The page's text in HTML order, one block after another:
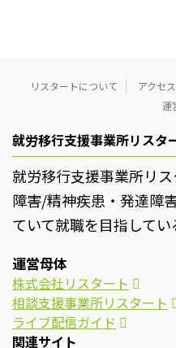
リスタートについて アクセス
運
就労移行支援事業所リスタ
就労移行支援事業所リ
障害/精神疾患・発達障
ていて就職を目指してい
運営母体
株式会社リスタート
相談支援事業所リスタート
ライブ配信ガイド
関連サイト